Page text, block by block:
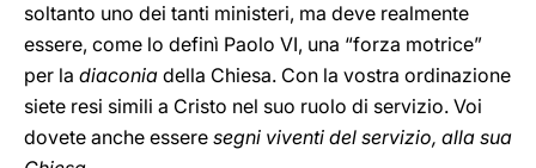
soltanto uno dei tanti ministeri, ma deve realmente
essere, come lo definì Paolo VI, una “forza motrice”
per la diaconia della Chiesa. Con la vostra ordinazione
siete resi simili a Cristo nel suo ruolo di servizio. Voi
dovete anche essere segni viventi del servizio, alla sua